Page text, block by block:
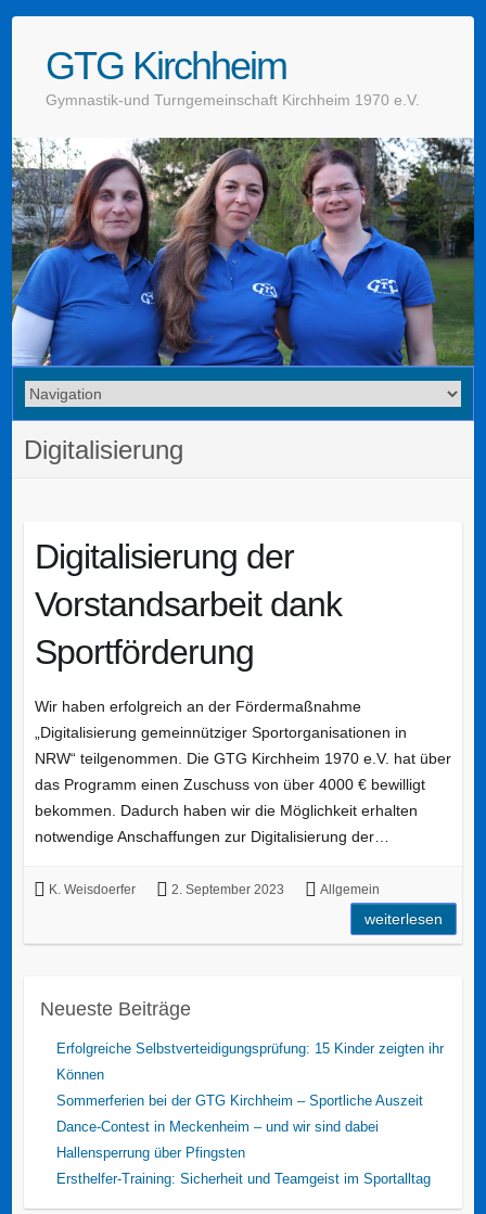
GTG Kirchheim
Gymnastik-und Turngemeinschaft Kirchheim 1970 e.V.
Digitalisierung
Digitalisierung der
Vorstandsarbeit dank
Sportförderung
Wir haben erfolgreich an der Fördermaßnahme
„Digitalisierung gemeinnütziger Sportorganisationen in
NRW“ teilgenommen. Die GTG Kirchheim 1970 e.V. hat über
das Programm einen Zuschuss von über 4000 € bewilligt
bekommen. Dadurch haben wir die Möglichkeit erhalten
notwendige Anschaffungen zur Digitalisierung der…
K. Weisdoerfer 2. September 2023 Allgemein
weiterlesen
Neueste Beiträge
Erfolgreiche Selbstverteidigungsprüfung: 15 Kinder zeigten ihr
Können
Sommerferien bei der GTG Kirchheim – Sportliche Auszeit
Dance-Contest in Meckenheim – und wir sind dabei
Hallensperrung über Pfingsten
Ersthelfer-Training: Sicherheit und Teamgeist im Sportalltag